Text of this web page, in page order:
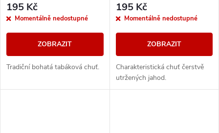
195 Kč
Momentálně nedostupné
ZOBRAZIT
Tradiční bohatá tabáková chuť.
195 Kč
Momentálně nedostupné
ZOBRAZIT
Charakteristická chuť čerstvě
utržených jahod.